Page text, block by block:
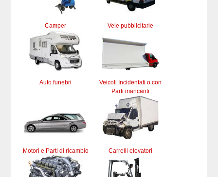
Camper Vele pubblicitarie
Auto funebri
Veicoli Incidentati o con
Parti mancanti
Motori e Parti di ricambio Carrelli elevatori